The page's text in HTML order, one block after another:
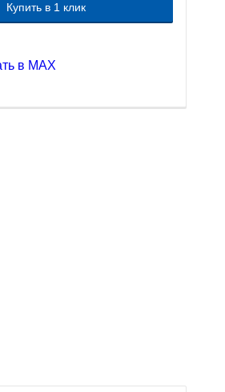
Купить в 1 клик
в MAX